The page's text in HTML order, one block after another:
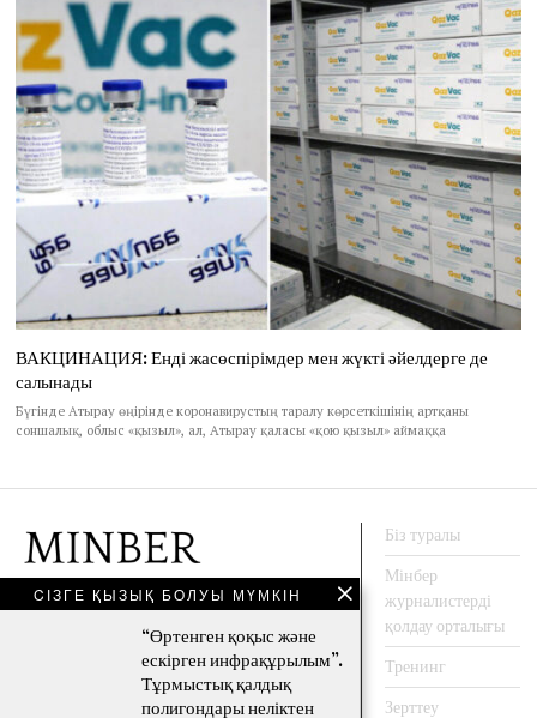
ВАКЦИНАЦИЯ: Енді жасөспірімдер мен жүкті әйелдерге де
салынады
Бүгінде Атырау өңірінде коронавирустың таралу көрсеткішінің артқаны
соншалық, облыс «қызыл», ал, Атырау қаласы «қою қызыл» аймаққа
CІЗГЕ ҚЫЗЫҚ БОЛУЫ МҮМКІН
“Өртенген қоқыс және
ескірген инфрақұрылым”.
Тұрмыстық қалдық
полигондары неліктен
АҚПАРАТ АГЕНТТЕГІ
TwitterInstagram
YouTube
Біз туралы
Мінбер
журналистерді
қолдау орталығы
Тренинг
Зерттеу